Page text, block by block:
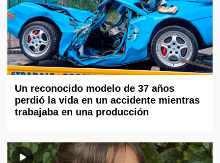
Un reconocido modelo de 37 años
perdió la vida en un accidente mientras
trabajaba en una producción